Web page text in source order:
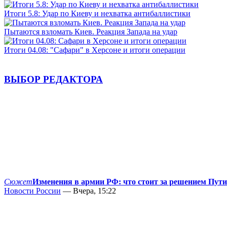
Итоги 5.8: Удар по Киеву и нехватка антибаллистики
Пытаются взломать Киев. Реакция Запада на удар
Итоги 04.08: "Сафари" в Херсоне и итоги операции
ВЫБОР РЕДАКТОРА
СюжетИзменения в армии РФ: что стоит за решением
Новости России — Вчера, 15:22